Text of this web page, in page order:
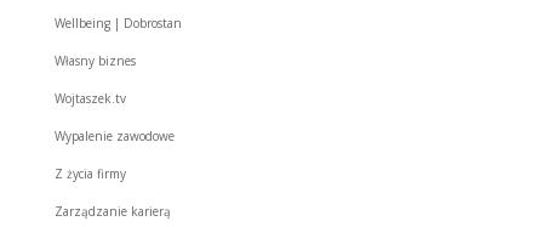
Wellbeing | Dobrostan
Własny biznes
Wojtaszek.tv
Wypalenie zawodowe
Z życia firmy
Zarządzanie karierą